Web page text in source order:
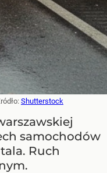
Shutterstock
samochodów
Ruch